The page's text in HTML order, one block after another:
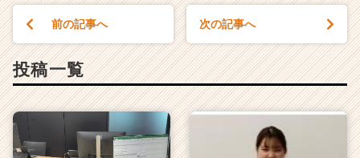
前の記事へ 次の記事へ
投稿一覧